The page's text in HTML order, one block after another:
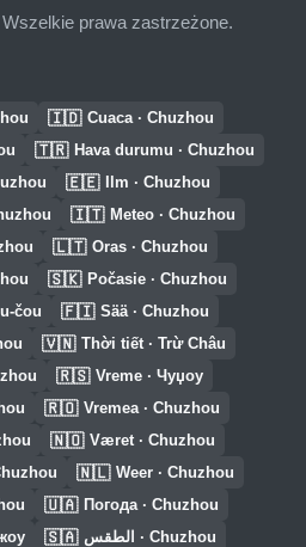
prawa zastrzeżone.
🇮🇩 Cuaca · Chuzhou
🇹🇷 Hava durumu · Chuzhou
🇪🇪 Ilm · Chuzhou
🇮🇹 Meteo · Chuzhou
🇱🇹 Oras · Chuzhou
🇸🇰 Počasie · Chuzhou
čou 🇫🇮 Sää · Chuzhou
🇻🇳 Thời tiết · Trừ Châu
🇷🇸 Vreme · Чуџоу
🇷🇴 Vremea · Chuzhou
🇳🇴 Været · Chuzhou
🇳🇱 Weer · Chuzhou
🇺🇦 Погода · Chuzhou
🇸🇦 الطقس · Chuzhou